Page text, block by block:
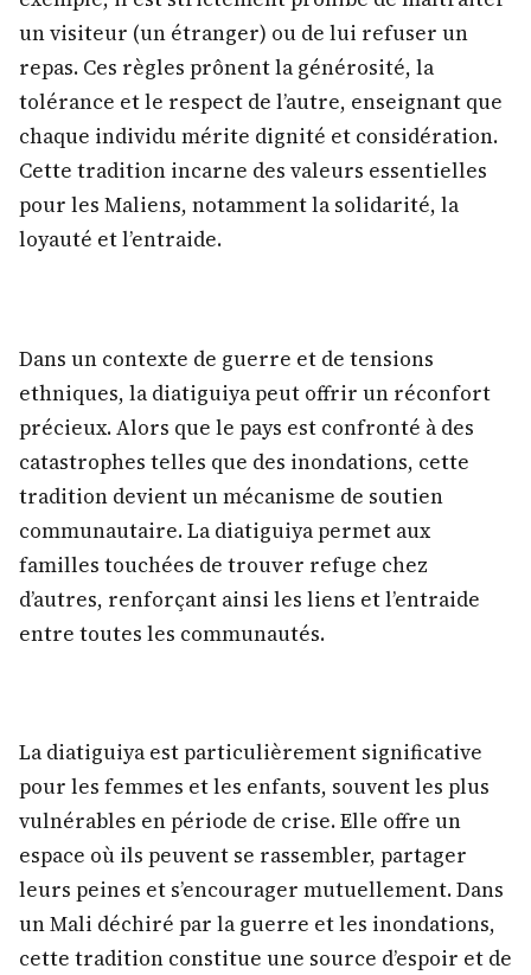
un visiteur (un étranger) ou de lui refuser un
repas. Ces règles prônent la générosité, la
tolérance et le respect de l’autre, enseignant que
chaque individu mérite dignité et considération.
Cette tradition incarne des valeurs essentielles
pour les Maliens, notamment la solidarité, la
loyauté et l’entraide.
Dans un contexte de guerre et de tensions
ethniques, la diatiguiya peut offrir un réconfort
précieux. Alors que le pays est confronté à des
catastrophes telles que des inondations, cette
tradition devient un mécanisme de soutien
communautaire. La diatiguiya permet aux
familles touchées de trouver refuge chez
d’autres, renforçant ainsi les liens et l’entraide
entre toutes les communautés.
La diatiguiya est particulièrement significative
pour les femmes et les enfants, souvent les plus
vulnérables en période de crise. Elle offre un
espace où ils peuvent se rassembler, partager
leurs peines et s’encourager mutuellement. Dans
un Mali déchiré par la guerre et les inondations,
cette tradition constitue une source d’espoir et de